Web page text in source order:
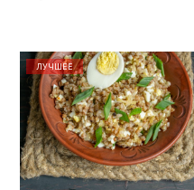
ЛУЧШЕЕ